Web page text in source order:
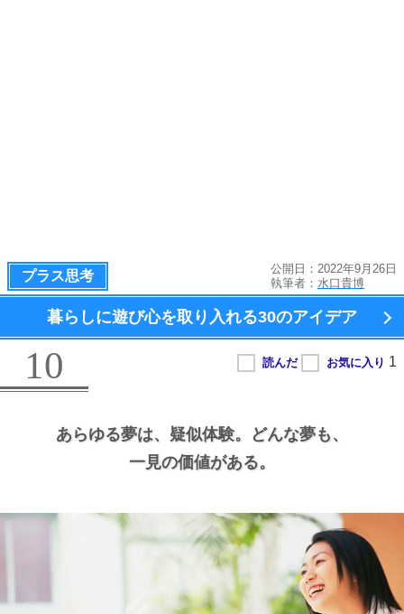
プラス思考
公開日：2022年9月26日
執筆者： 水口貴博
暮らしに遊び心を取り入れる30のアイデア
10
あらゆる夢は、 疑似体験。
どんな夢も、
一見の価値がある。